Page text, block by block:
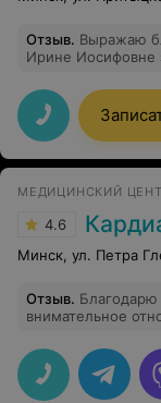
Отзыв. Выражаю
Ирине Иосифовне за
Бога,который
добрым
МЕДИЦИНСКИЙ
4.6
Минск, ул. Петра
Отзыв.
внимательное
создание